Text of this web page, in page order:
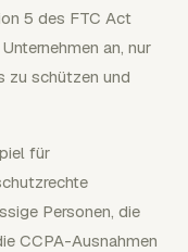
5 des FTC Act
an, nur
zu schützen und
für
Personen, die
CCPA-Ausnahmen